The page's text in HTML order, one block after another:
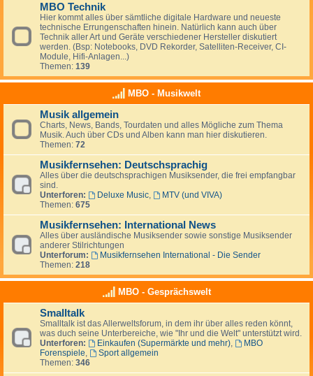
MBO Technik
Hier kommt alles über sämtliche digitale Hardware und neueste
technische Errungenschaften hinein. Natürlich kann auch über
Technik aller Art und Geräte verschiedener Hersteller diskutiert
werden. (Bsp: Notebooks, DVD Rekorder, Satelliten-Receiver, CI-
Module, Hifi-Anlagen...)
Themen: 139
MBO - Musikwelt
Musik allgemein
Charts, News, Bands, Tourdaten und alles Mögliche zum Thema
Musik. Auch über CDs und Alben kann man hier diskutieren.
Themen: 72
Musikfernsehen: Deutschsprachig
Alles über die deutschsprachigen Musiksender, die frei empfangbar
sind.
Unterforen:
Deluxe Music,
MTV (und VIVA)
Themen: 675
Musikfernsehen: International News
Alles über ausländische Musiksender sowie sonstige Musiksender
anderer Stilrichtungen
Unterforum:
Musikfernsehen International - Die Sender
Themen: 218
MBO - Gesprächswelt
Smalltalk
Smalltalk ist das Allerweltsforum, in dem ihr über alles reden könnt,
was duch seine Unterbereiche, wie "Ihr und die Welt" unterstützt wird.
Unterforen:
Einkaufen (Supermärkte und mehr),
MBO
Forenspiele
Sport allgemein
Themen: 346